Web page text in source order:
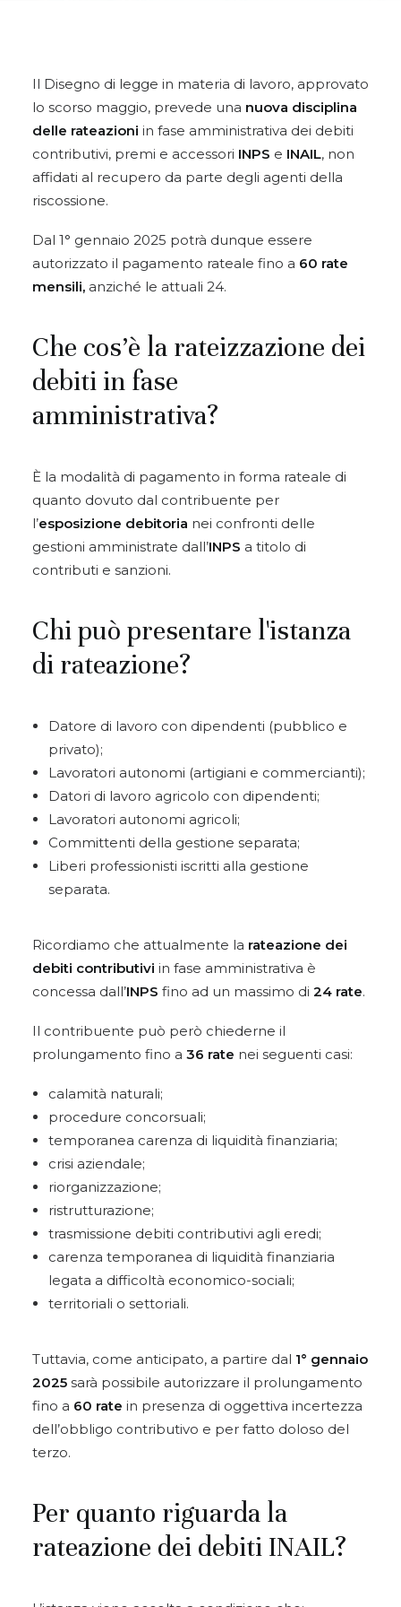
Il Disegno di legge in materia di lavoro, approvato
lo scorso maggio, prevede una nuova disciplina
delle rateazioni in fase amministrativa dei debiti
contributivi, premi e accessori INPS e INAIL, non
affidati al recupero da parte degli agenti della
riscossione.
Dal 1° gennaio 2025 potrà dunque essere
autorizzato il pagamento rateale fino a 60 rate
mensili, anziché le attuali 24.
Che cos’è la rateizzazione dei
debiti in fase
amministrativa?
È la modalità di pagamento in forma rateale di
quanto dovuto dal contribuente per
l’esposizione debitoria nei confronti delle
gestioni amministrate dall’INPS a titolo di
contributi e sanzioni.
Chi può presentare l'istanza
di rateazione?
Datore di lavoro con dipendenti (pubblico e
privato);
Lavoratori autonomi (artigiani e commercianti);
Datori di lavoro agricolo con dipendenti;
Lavoratori autonomi agricoli;
Committenti della gestione separata;
Liberi professionisti iscritti alla gestione
separata.
Ricordiamo che attualmente la rateazione dei
debiti contributivi in fase amministrativa è
concessa dall’INPS fino ad un massimo di 24 rate.
Il contribuente può però chiederne il
prolungamento fino a 36 rate nei seguenti casi:
calamità naturali;
procedure concorsuali;
temporanea carenza di liquidità finanziaria;
crisi aziendale;
riorganizzazione;
ristrutturazione;
trasmissione debiti contributivi agli eredi;
carenza temporanea di liquidità finanziaria
legata a difficoltà economico-sociali;
territoriali o settoriali.
Tuttavia, come anticipato, a partire dal 1° gennaio
2025 sarà possibile autorizzare il prolungamento
fino a 60 rate in presenza di oggettiva incertezza
dell’obbligo contributivo e per fatto doloso del
terzo.
Per quanto riguarda la
rateazione dei debiti INAIL?